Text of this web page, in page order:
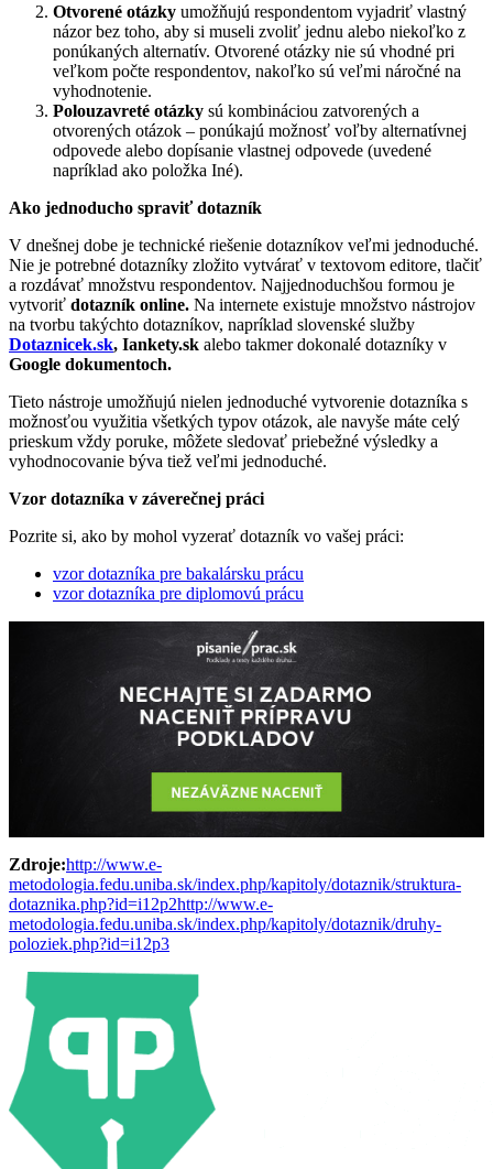
Otvorené otázky umožňujú respondentom vyjadriť vlastný
názor bez toho, aby si museli zvoliť jednu alebo niekoľko z
ponúkaných alternatív. Otvorené otázky nie sú vhodné pri
veľkom počte respondentov, nakoľko sú veľmi náročné na
vyhodnotenie.
Polouzavreté otázky sú kombináciou zatvorených a
otvorených otázok – ponúkajú možnosť voľby alternatívnej
odpovede alebo dopísanie vlastnej odpovede (uvedené
napríklad ako položka Iné).
Ako jednoducho spraviť dotazník
V dnešnej dobe je technické riešenie dotazníkov veľmi jednoduché.
Nie je potrebné dotazníky zložito vytvárať v textovom editore, tlačiť
a rozdávať množstvu respondentov. Najjednoduchšou formou je
vytvoriť dotazník online. Na internete existuje množstvo nástrojov
na tvorbu takýchto dotazníkov, napríklad slovenské služby
Dotaznicek.sk, Iankety.sk alebo takmer dokonalé dotazníky v
Google dokumentoch.
Tieto nástroje umožňujú nielen jednoduché vytvorenie dotazníka s
možnosťou využitia všetkých typov otázok, ale navyše máte celý
prieskum vždy poruke, môžete sledovať priebežné výsledky a
vyhodnocovanie býva tiež veľmi jednoduché.
Vzor dotazníka v záverečnej práci
Pozrite si, ako by mohol vyzerať dotazník vo vašej práci:
vzor dotazníka pre bakalársku prácu
vzor dotazníka pre diplomovú prácu
Zdroje:http://www.e-
metodologia.fedu.uniba.sk/index.php/kapitoly/dotaznik/struktura-
dotaznika.php?id=i12p2http://www.e-
metodologia.fedu.uniba.sk/index.php/kapitoly/dotaznik/druhy-
poloziek.php?id=i12p3